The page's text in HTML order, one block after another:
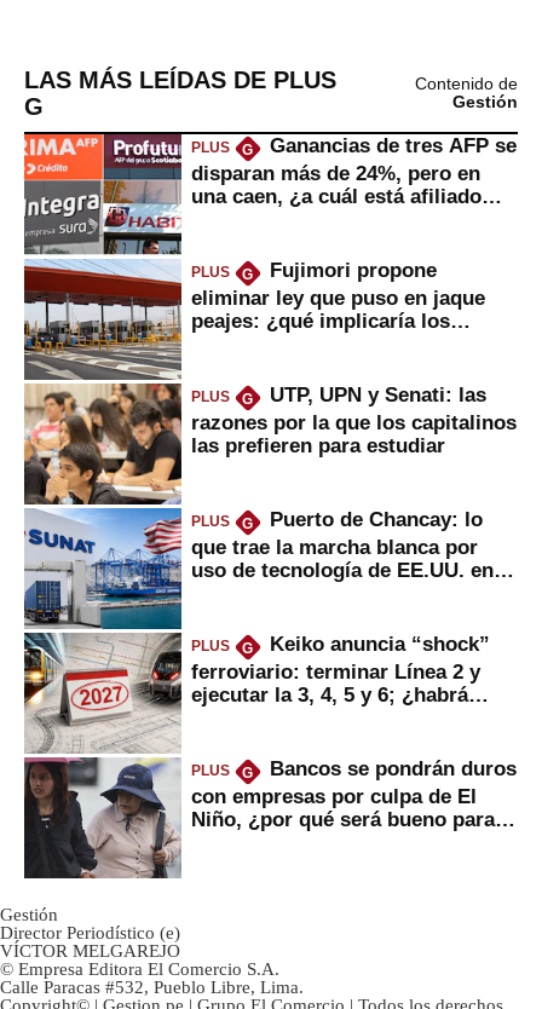
LAS MÁS LEÍDAS DE PLUS
G
Contenido de
Gestión
PLUS G
Ganancias de tres AFP se
disparan más de 24%, pero en
una caen, ¿a cuál está afiliado
PLUS G
Fujimori propone
eliminar ley que puso en jaque
peajes: ¿qué implicaría los
PLUS G
UTP, UPN y Senati: las
razones por la que los capitalinos
las prefieren para estudiar
PLUS G
Puerto de Chancay: lo
que trae la marcha blanca por
uso de tecnología de EE.UU. en
PLUS G
Keiko anuncia “shock”
ferroviario: terminar Línea 2 y
ejecutar la 3, 4, 5 y 6; ¿habrá
PLUS G
Bancos se pondrán duros
con empresas por culpa de El
Niño, ¿por qué será bueno para
Gestión
Director Periodístico (e)
VÍCTOR MELGAREJO
© Empresa Editora El Comercio S.A.
Calle Paracas #532, Pueblo Libre, Lima.